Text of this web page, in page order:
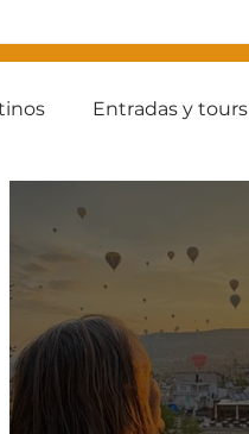
Entradas y tours